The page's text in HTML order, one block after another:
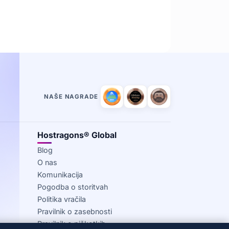
NAŠE NAGRADE
Hostragons® Global
Blog
O nas
Komunikacija
Pogodba o storitvah
Politika vračila
Pravilnik o zasebnosti
Pravilnik o piškotkih